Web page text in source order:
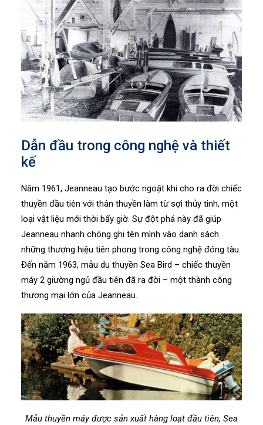
Dẫn đầu trong công nghệ và thiết
kế
Năm 1961, Jeanneau tạo bước ngoặt khi cho ra đời chiếc
thuyền đầu tiên với thân thuyền làm từ sợi thủy tinh, một
loại vật liệu mới thời bấy giờ. Sự đột phá này đã giúp
Jeanneau nhanh chóng ghi tên mình vào danh sách
những thương hiệu tiên phong trong công nghệ đóng tàu.
Đến năm 1963, mẫu du thuyền Sea Bird – chiếc thuyền
máy 2 giường ngủ đầu tiên đã ra đời – một thành công
thương mại lớn của Jeanneau.
Mẫu thuyền máy được sản xuất hàng loạt đầu tiên, Sea